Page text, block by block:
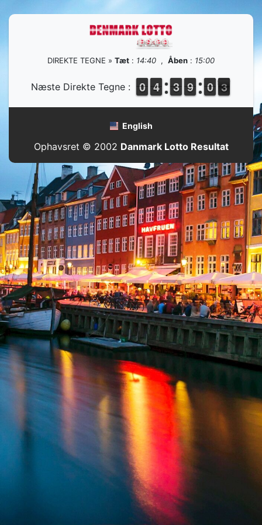
DIREKTE TEGNE » Tæt : 14:40 , Åben : 15:00
Næste Direkte Tegne : 9
9
0
0 3
3
4
4 2
2
3
3 8
8
9
9 9
9
0
0 3
2
English
Ophavsret © 2002 Danmark Lotto Resultat